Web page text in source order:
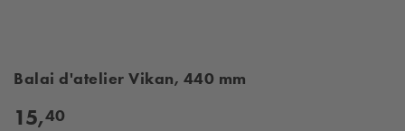
Balai d'atelier Vikan, 440 mm
15,40